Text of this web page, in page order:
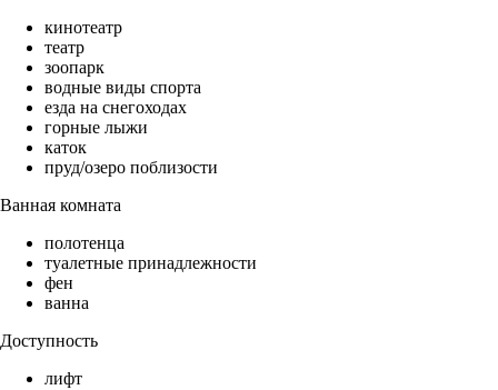
кинотеатр
театр
зоопарк
водные виды спорта
езда на снегоходах
горные лыжи
каток
пруд/озеро поблизости
Ванная комната
полотенца
туалетные принадлежности
фен
ванна
Доступность
лифт